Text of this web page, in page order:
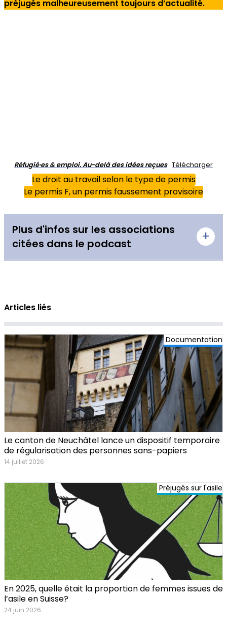
préjugés malheureusement toujours d’actualité.
Réfugié·es & emploi. Au-delà des idées reçues Télécharger
Le droit au travail selon le type de permis
Le permis F, un permis faussement provisoire
Plus d'infos sur les associations
citées dans le podcast
+
Pour en savoir plus sur
https://www.gemusekebab.ch/
Yojoa:L’association Yojoa accélère l’inclusion
professionnelle de jeunes issu.e.s de la migration
et accompagne les entreprises vers davantage
de diversité et d’inclusion.https://www.yojoa.co/
Crédits pour les musiques utilisées
David Dellacroce –Asleep at the fretboard;
Mudroom Jazzsous la licence Creative
Commons : Attribution 4.0 Internationale (CC by
4.0)
Articles liés
Documentation
Le canton de Neuchâtel lance un dispositif temporaire
de régularisation des personnes sans-papiers
14 juillet 2026
Préjugés sur l'asile
En 2025, quelle était la proportion de femmes issues de
l’asile en Suisse?
24 juin 2026